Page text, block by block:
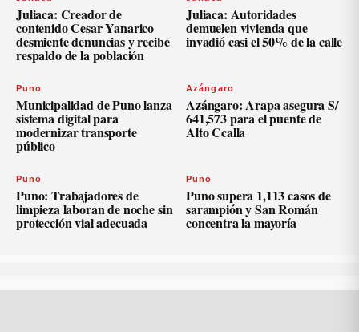
Juliaca: Creador de
contenido Cesar Yanarico
desmiente denuncias y recibe
respaldo de la población
Juliaca: Autoridades
demuelen vivienda que
invadió casi el 50% de la calle
Puno
Municipalidad de Puno lanza
sistema digital para
modernizar transporte
público
Azángaro
Azángaro: Arapa asegura S/
641,573 para el puente de
Alto Ccalla
Puno
Puno: Trabajadores de
limpieza laboran de noche sin
protección vial adecuada
Puno
Puno supera 1,113 casos de
sarampión y San Román
concentra la mayoría